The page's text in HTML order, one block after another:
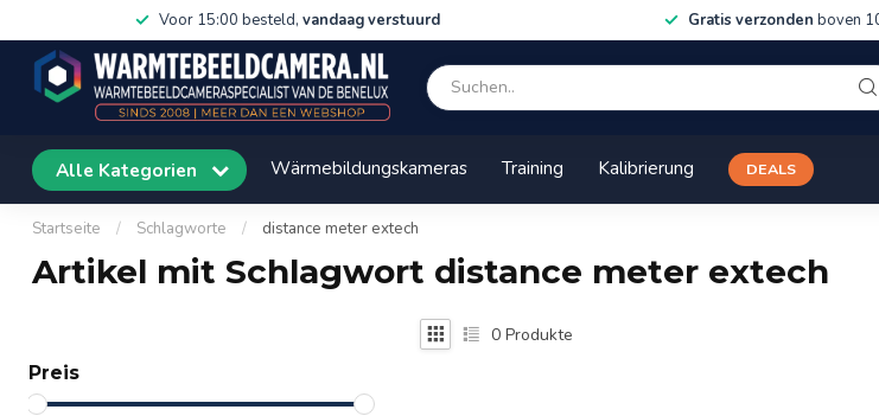
Voor 15:00 besteld, vandaag verstuurd Gratis verzonden boven
Alle Kategorien Wärmebildungskameras Training Kalibrierung DEALS
Startseite / Schlagworte / distance meter extech
Artikel mit Schlagwort distance meter extech
Preis
0 Produkte